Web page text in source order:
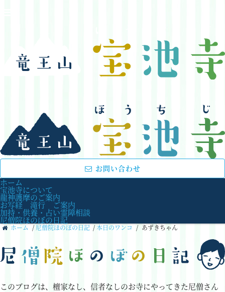
お問い合わせ
ホーム
宝池寺について
龍神護摩のご案内
お写経 滝行 ご案内
加持・供養・占い霊障相談
尼僧院ほのぼの日記
ホーム / 尼僧院ほのぼの日記 /本日のワンコ / あずきちゃん
このブログは、檀家なし、信者なしのお寺にやってきた尼僧さん